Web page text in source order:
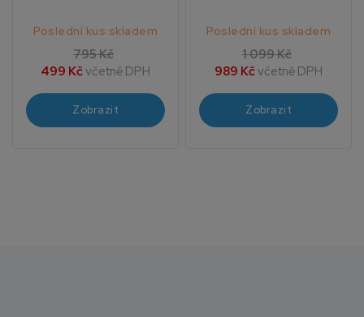
Poslední kus skladem
795 Kč
499 Kčvčetně DPH
Zobrazit
Poslední kus skladem
1 099 Kč
989 Kčvčetně DPH
Zobrazit